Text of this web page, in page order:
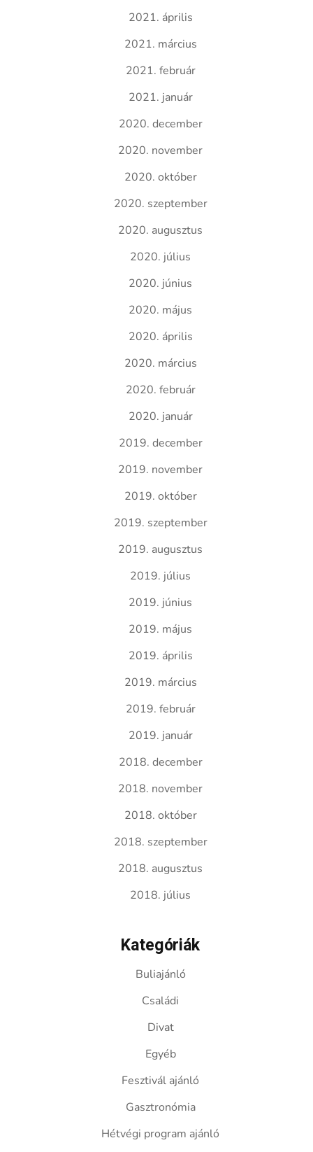
2021. április
2021. március
2021. február
2021. január
2020. december
2020. november
2020. október
2020. szeptember
2020. augusztus
2020. július
2020. június
2020. május
2020. április
2020. március
2020. február
2020. január
2019. december
2019. november
2019. október
2019. szeptember
2019. augusztus
2019. július
2019. június
2019. május
2019. április
2019. március
2019. február
2019. január
2018. december
2018. november
2018. október
2018. szeptember
2018. augusztus
2018. július
Kategóriák
Buliajánló
Családi
Divat
Egyéb
Fesztivál ajánló
Gasztronómia
Hétvégi program ajánló